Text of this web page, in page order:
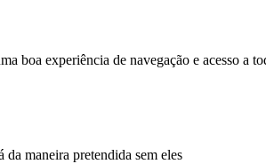
boa experiência de navegação e acesso a
da maneira pretendida sem eles